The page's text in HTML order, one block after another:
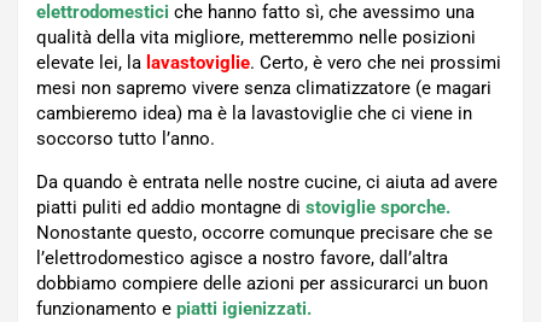
elettrodomestici che hanno fatto sì, che avessimo una
qualità della vita migliore, metteremmo nelle posizioni
elevate lei, la lavastoviglie. Certo, è vero che nei prossimi
mesi non sapremo vivere senza climatizzatore (e magari
cambieremo idea) ma è la lavastoviglie che ci viene in
soccorso tutto l’anno.
Da quando è entrata nelle nostre cucine, ci aiuta ad avere
piatti puliti ed addio montagne di stoviglie sporche.
Nonostante questo, occorre comunque precisare che se
l’elettrodomestico agisce a nostro favore, dall’altra
dobbiamo compiere delle azioni per assicurarci un buon
funzionamento e piatti igienizzati.